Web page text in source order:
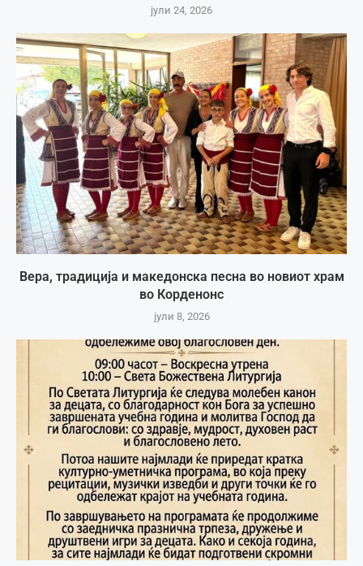
јули 24, 2026
Вера, традиција и македонска песна во новиот храм
во Корденонс
јули 8, 2026